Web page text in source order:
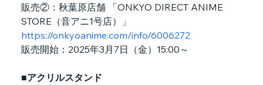
販売②：秋葉原店舗 「ONKYO DIRECT ANIME
STORE（音アニ1号店）」
https://onkyoanime.com/info/6006272
販売開始：2025年3月7日（金）15:00～
■アクリルスタンド